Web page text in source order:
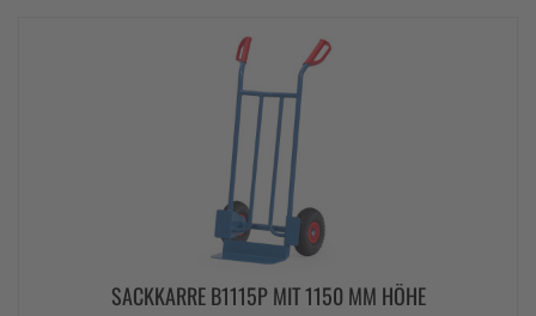
SACKKARRE B1115P MIT 1150 MM HÖHE